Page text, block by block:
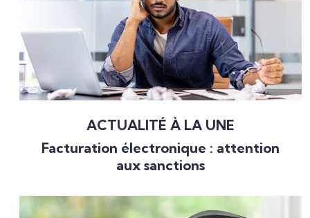
ACTUALITÉ À LA UNE
Facturation électronique : attention
aux sanctions